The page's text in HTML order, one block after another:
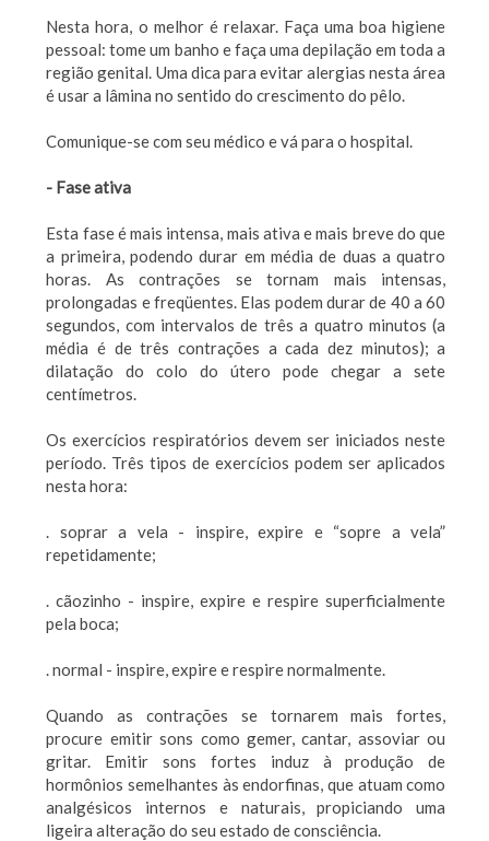
Nesta hora, o melhor é relaxar. Faça uma boa higiene
pessoal: tome um banho e faça uma depilação em toda a
região genital. Uma dica para evitar alergias nesta área
é usar a lâmina no sentido do crescimento do pêlo.
Comunique-se com seu médico e vá para o hospital.
- Fase ativa
Esta fase é mais intensa, mais ativa e mais breve do que
a primeira, podendo durar em média de duas a quatro
horas. As contrações se tornam mais intensas,
prolongadas e freqüentes. Elas podem durar de 40 a 60
segundos, com intervalos de três a quatro minutos (a
média é de três contrações a cada dez minutos); a
dilatação do colo do útero pode chegar a sete
centímetros.
Os exercícios respiratórios devem ser iniciados neste
período. Três tipos de exercícios podem ser aplicados
nesta hora:
. soprar a vela - inspire, expire e “sopre a vela”
repetidamente;
. cãozinho - inspire, expire e respire superficialmente
pela boca;
. normal - inspire, expire e respire normalmente.
Quando as contrações se tornarem mais fortes,
procure emitir sons como gemer, cantar, assoviar ou
gritar. Emitir sons fortes induz à produção de
hormônios semelhantes às endorfinas, que atuam como
analgésicos internos e naturais, propiciando uma
ligeira alteração do seu estado de consciência.